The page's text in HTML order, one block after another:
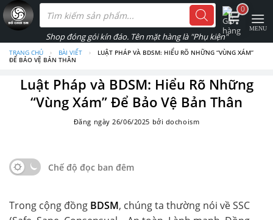
Skip
to
Tìm
kiếm
phẩm
TRANG CHỦ › BÀI VIẾT ›
LUẬT PHÁP VÀ BDSM: HIỂU RÕ NHỮNG “VÙNG XÁM”
ĐỂ BẢO VỆ BẢN THÂN
Luật Pháp và BDSM: Hiểu Rõ Những
“Vùng Xám” Để Bảo Vệ Bản Thân
Đăng ngày26/06/2025 bởi dochoism
Chế độ đọc ban đêm
Trong cộng đồng BDSM, chúng ta thường nói về SSC
0